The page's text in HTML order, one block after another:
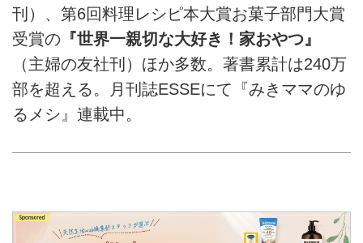
刊）、第6回料理レシピ本大賞お菓子部門大賞
受賞の 『世界一親切な大好き！家おやつ』
（主婦の友社刊）ほか多数。著書累計は240万
部を超える。月刊誌ESSEにて『みきママのゆ
るメシ』連載中。